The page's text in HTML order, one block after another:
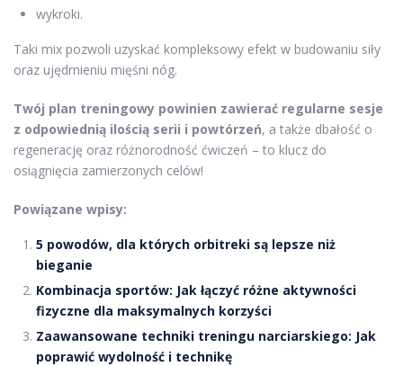
wykroki.
Taki mix pozwoli uzyskać kompleksowy efekt w budowaniu siły
oraz ujędrnieniu mięśni nóg.
Twój plan treningowy powinien zawierać regularne sesje
z odpowiednią ilością serii i powtórzeń, a także dbałość o
regenerację oraz różnorodność ćwiczeń – to klucz do
osiągnięcia zamierzonych celów!
Powiązane wpisy:
5 powodów, dla których orbitreki są lepsze niż
bieganie
Kombinacja sportów: Jak łączyć różne aktywności
fizyczne dla maksymalnych korzyści
Zaawansowane techniki treningu narciarskiego: Jak
poprawić wydolność i technikę